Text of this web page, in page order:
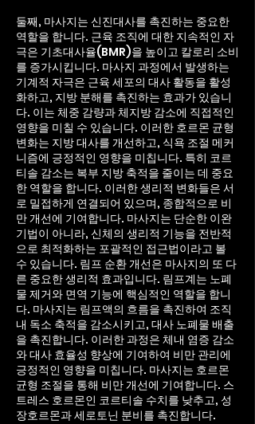
둘째, 마사지는 신진대사를 촉진하는 중요한
역할을 합니다. 근육 조직에 대한 지속적인 자
극은 기초대사율(BMR)을 높이고 칼로리 소비
를 증가시킵니다. 마사지 과정에서 발생하는
기계적 자극은 근육 세포의 대사 활동을 활성
화하고, 지방 분해를 촉진하는 효과가 있습니
다. 이는 체중 감량과 체지방 감소에 직접적인
영향을 미칠 수 있습니다. 이러한 호르몬 균형
변화는 지방 대사를 개선하고, 식욕 조절 메커
니즘에 긍정적인 영향을 미칩니다. 특히 코르
티솔 감소는 복부 지방 축적을 줄이는 데 중요
한 역할을 합니다. 이러한 생리적 변화들은 서
로 밀접하게 연결되어 있으며, 종합적으로 비
만 개선에 기여합니다. 마사지는 단순한 이완
기법이 아니라, 신체의 생리적 기능을 전반적
으로 최적화하는 포괄적인 접근법이라고 볼
수 있습니다. 림프 순환 개선은 마사지의 또 다
른 중요한 생리적 효과입니다. 림프계는 노폐
물 제거와 면역 기능에 핵심적인 역할을 합니
다. 마사지는 림프액의 흐름을 촉진하여 조직
내 독소 축적을 감소시키고, 대사 노폐물 배출
을 촉진합니다. 이러한 과정은 체내 염증 감소
와 대사 효율성 향상에 기여하여 비만 관리에
긍정적인 영향을 미칩니다. 마사지는 호르몬
균형 조절을 통해 비만 개선에 기여합니다. 스
트레스 호르몬인 코르티솔 수치를 낮추고, 성
장호르몬과 세로토닌 분비를 촉진합니다.